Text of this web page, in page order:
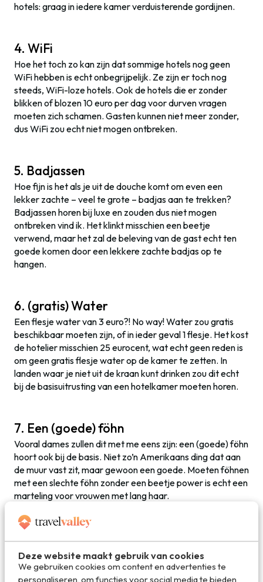
Deze website maakt gebruik van cookies
We gebruiken cookies om content en advertenties te
personaliseren, om functies voor social media te bieden
hotels: graag in iedere kamer verduisterende gordijnen.
4. WiFi
Hoe het toch zo kan zijn dat sommige hotels nog geen
WiFi hebben is echt onbegrijpelijk. Ze zijn er toch nog
steeds, WiFi-loze hotels. Ook de hotels die er zonder
blikken of blozen 10 euro per dag voor durven vragen
moeten zich schamen. Gasten kunnen niet meer zonder,
dus WiFi zou echt niet mogen ontbreken.
5. Badjassen
Hoe fijn is het als je uit de douche komt om even een
lekker zachte – veel te grote – badjas aan te trekken?
Badjassen horen bij luxe en zouden dus niet mogen
ontbreken vind ik. Het klinkt misschien een beetje
verwend, maar het zal de beleving van de gast echt ten
goede komen door een lekkere zachte badjas op te
hangen.
6. (gratis) Water
Een flesje water van 3 euro?! No way! Water zou gratis
beschikbaar moeten zijn, of in ieder geval 1 flesje. Het kost
de hotelier misschien 25 eurocent, wat echt geen reden is
om geen gratis flesje water op de kamer te zetten. In
landen waar je niet uit de kraan kunt drinken zou dit echt
bij de basisuitrusting van een hotelkamer moeten horen.
7. Een (goede) föhn
Vooral dames zullen dit met me eens zijn: een (goede) föhn
hoort ook bij de basis. Niet zo’n Amerikaans ding dat aan
de muur vast zit, maar gewoon een goede. Moeten föhnen
met een slechte föhn zonder een beetje power is echt een
marteling voor vrouwen met lang haar.
8. Privacy
In Parijs is het me al een paar keer overkomen. Ik boekte
een mooi en luxe kamer in een designhotel in de Marais,
een van de leukste buurten van Parijs. Blijkt dat de